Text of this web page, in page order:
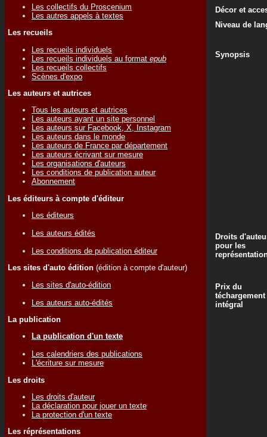
Les collectifs du Proscenium
Les autres appels à textes
Les recueils
Les recueils individuels
Les recueils individuels au format epub
Les recueils collectifs
Scènes d'expo
Les auteurs et autrices
Tous les auteurs et autrices
Les auteurs ayant un site personnel
Les auteurs sur Facebook, X, Instagram
Les auteurs dans le monde
Les auteurs de France par département
Les auteurs écrivant sur mesure
Les organisations d'auteurs
Les conditions de publication auteur
Abonnement
Les éditeurs à compte d'éditeur
Les éditeurs
Les auteurs édités
Les conditions de publication éditeur
Les sites d'auto édition (édition à compte d'auteur)
Les sites d'auto-édition
Les auteurs auto-édités
La publication
La publication d'un texte
Les calendriers des publications
L'écriture sur mesure
Les droits
Les droits d'auteur
La déclaration pour jouer un texte
La protection d'un texte
Les réprésentations
Décor et
Niveau de
Synopsis
Droits
pour les
Prix du
téchargement
intégral